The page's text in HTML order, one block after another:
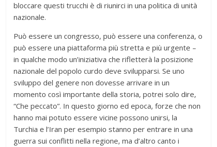
bloccare questi trucchi è di riunirci in una politica di unità
nazionale.
Può essere un congresso, può essere una conferenza, o
può essere una piattaforma più stretta e più urgente –
in qualche modo un’iniziativa che rifletterà la posizione
nazionale del popolo curdo deve svilupparsi. Se uno
sviluppo del genere non dovesse arrivare in un
momento così importante della storia, potrei solo dire,
“Che peccato”. In questo giorno ed epoca, forze che non
hanno mai potuto essere vicine possono unirsi, la
Turchia e l’Iran per esempio stanno per entrare in una
guerra sui conflitti nella regione, ma d’altro canto i